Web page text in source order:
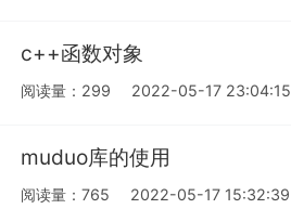
c++函数对象
阅读量：299 2022-05-17 23:04:15
muduo库的使用
阅读量：765 2022-05-17 15:32:39